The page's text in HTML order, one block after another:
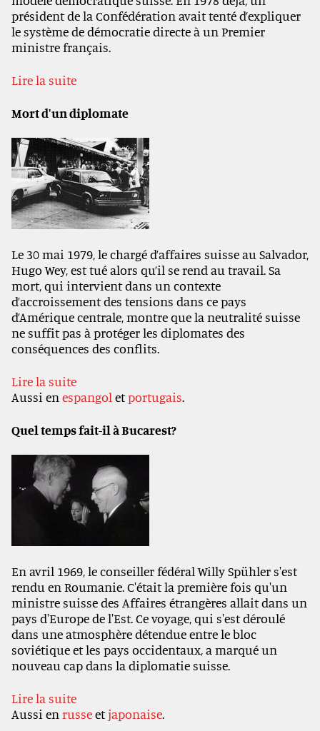
président de la Confédération avait tenté d’expliquer
le système de démocratie directe à un Premier
ministre français.
Lire la suite
Mort d'un diplomate
Le 30 mai 1979, le chargé d’affaires suisse au Salvador,
Hugo Wey, est tué alors qu’il se rend au travail. Sa
mort, qui intervient dans un contexte
d’accroissement des tensions dans ce pays
d’Amérique centrale, montre que la neutralité suisse
ne suffit pas à protéger les diplomates des
conséquences des conflits.
Lire la suite
Aussi enespangoletportugais.
Quel temps fait-il à Bucarest?
En avril 1969, le conseiller fédéral Willy Spühler s'est
rendu en Roumanie. C'était la première fois qu'un
ministre suisse des Affaires étrangères allait dans un
pays d'Europe de l'Est. Ce voyage, qui s'est déroulé
dans une atmosphère détendue entre le bloc
soviétique et les pays occidentaux, a marqué un
nouveau cap dans la diplomatie suisse.
Lire la suite
Aussi enrusseetjaponaise.